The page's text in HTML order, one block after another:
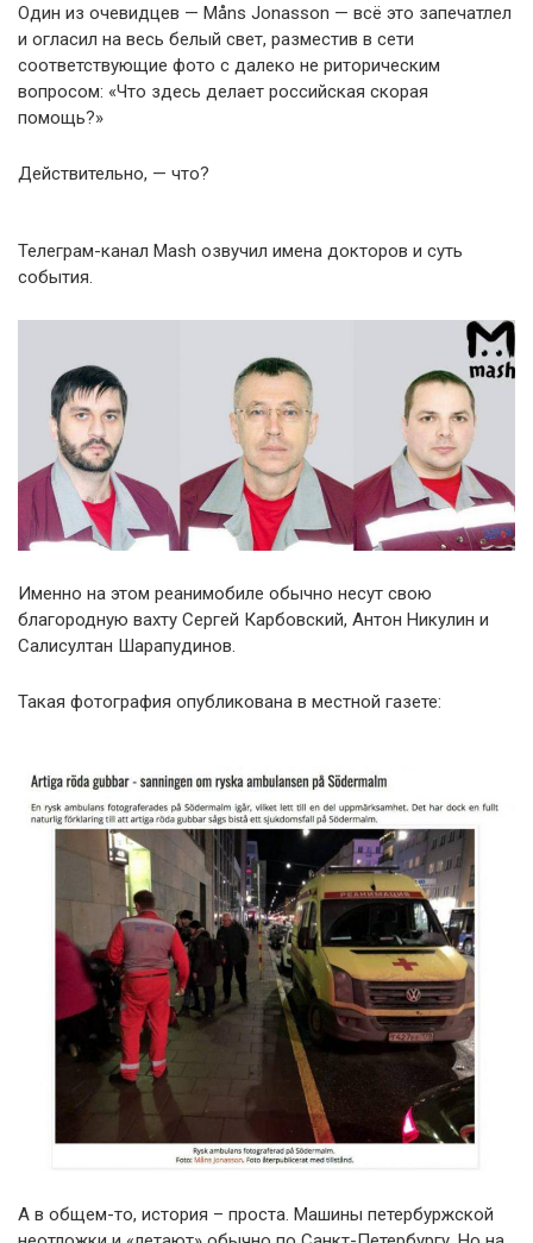
Один из очевидцев — Måns Jonasson — всё это запечатлел
и огласил на весь белый свет, разместив в сети
соответствующие фото с далеко не риторическим
вопросом: «Что здесь делает российская скорая
помощь?»
Действительно, — что?
Телеграм-канал Mash озвучил имена докторов и суть
события.
Именно на этом реанимобиле обычно несут свою
благородную вахту Сергей Карбовский, Антон Никулин и
Салисултан Шарапудинов.
Такая фотография опубликована в местной газете:
А в общем-то, история – проста. Машины петербуржской